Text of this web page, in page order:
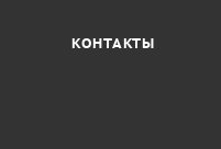
КОНТАКТЫ